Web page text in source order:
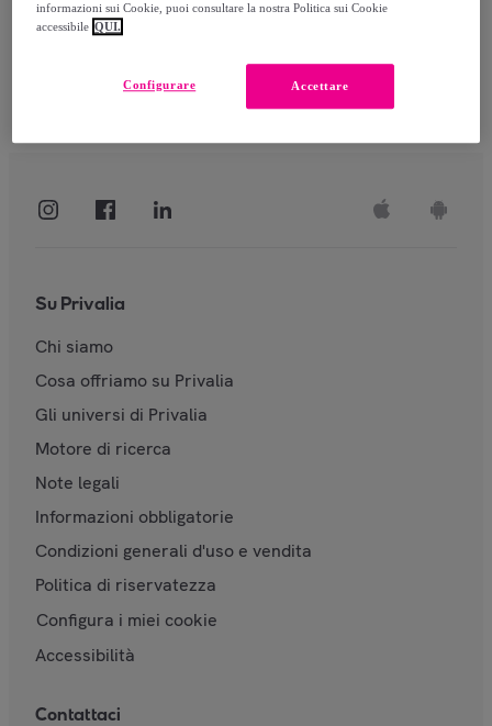
Su Privalia
Chi siamo
Cosa offriamo su Privalia
Gli universi di Privalia
Motore di ricerca
Note legali
Informazioni obbligatorie
Condizioni generali d'uso e vendita
Politica di riservatezza
Configura i miei cookie
Accessibilità
Contattaci
informazioni sui Cookie, puoi consultare la nostra Politica sui Cookie
accessibile QUI.
Accettare
Configurare